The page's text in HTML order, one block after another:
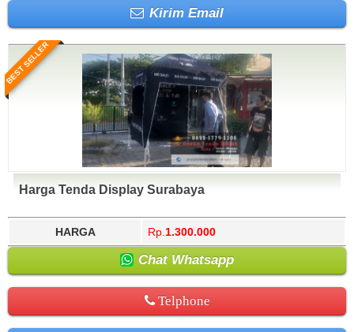
Kirim Email
BEST SELLER
Harga Tenda Display Surabaya
HARGA Rp. 1.300.000
Chat Whatsapp
Telphone